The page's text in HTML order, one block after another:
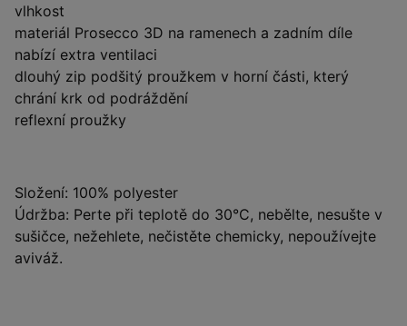
vlhkost
materiál Prosecco 3D na ramenech a zadním díle
nabízí extra ventilaci
dlouhý zip podšitý proužkem v horní části, který
chrání krk od podráždění
reflexní proužky
Složení: 100% polyester
Údržba: Perte při teplotě do 30°C, nebělte, nesušte v
sušičce, nežehlete, nečistěte chemicky, nepoužívejte
aviváž.